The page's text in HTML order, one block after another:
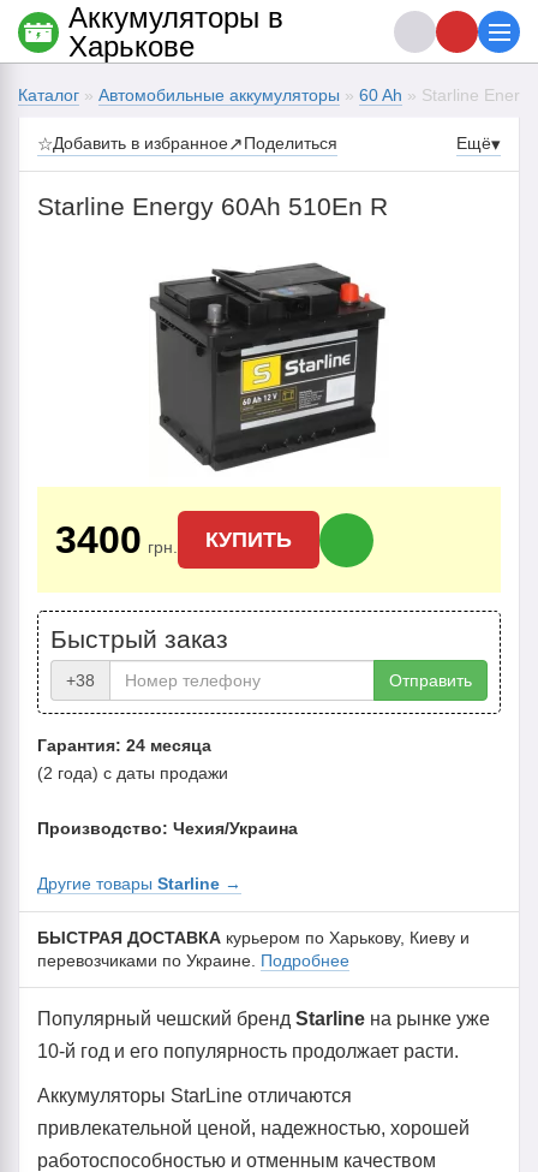
Каталог » Автомобильные аккумуляторы » 60 Ah » Starline
☆Добавить в избранное↗Поделиться Ещё▾
Starline Energy 60Ah 510En R
3400 грн. КУПИТЬ
Быстрый заказ
+38 Отправить
Гарантия: 24 месяца
(2 года) с даты продажи
Производство: Чехия/Украина
Другие товары Starline →
БЫСТРАЯ ДОСТАВКА курьером по Харькову, Киеву и
перевозчиками по Украине. Подробнее
Популярный чешский бренд Starline на рынке уже
10-й год и его популярность продолжает расти.
Аккумуляторы StarLine отличаются
привлекательной ценой, надежностью, хорошей
работоспособностью и отменным качеством
Аккумуляторы в
Харькове